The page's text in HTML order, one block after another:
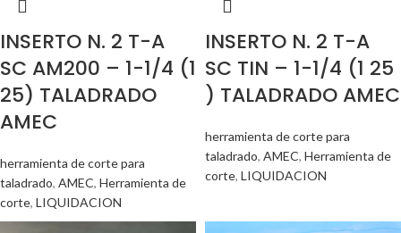
INSERTO N. 2 T-A
SC AM200 – 1-1/4 (1
25) TALADRADO
AMEC
herramienta de corte para
taladrado, AMEC, Herramienta de
corte, LIQUIDACION
INSERTO N. 2 T-A
SC TIN – 1-1/4 (1 25
) TALADRADO AMEC
herramienta de corte para
taladrado, AMEC, Herramienta de
corte, LIQUIDACION